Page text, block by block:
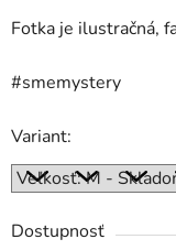
Fotka je ilustračná,
#smemystery
Variant:
Dostupnosť